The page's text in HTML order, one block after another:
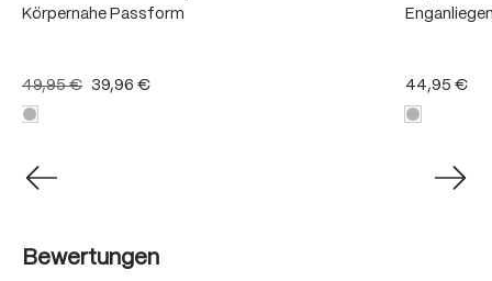
Körpernahe Passform
49,95 € 39,96 € 44,95 €
Bewertungen